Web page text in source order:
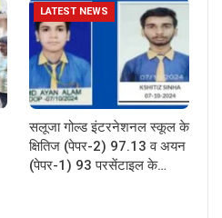
LATEST NEWS
सलूजा गोल्ड इंटरनेशनल स्कूल के
क्षितिज (पेपर-2) 97.13 व अयन
(पेपर-1) 93 परसेंटाइल के…